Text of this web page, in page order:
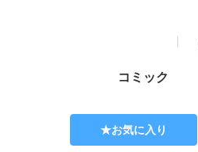
コミック
お気に入り